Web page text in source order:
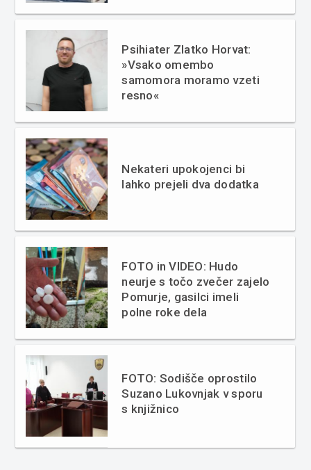
Psihiater Zlatko Horvat:
»Vsako omembo
samomora moramo vzeti
resno«
Nekateri upokojenci bi
lahko prejeli dva dodatka
FOTO in VIDEO: Hudo
neurje s točo zvečer zajelo
Pomurje, gasilci imeli
polne roke dela
FOTO: Sodišče oprostilo
Suzano Lukovnjak v sporu
s knjižnico